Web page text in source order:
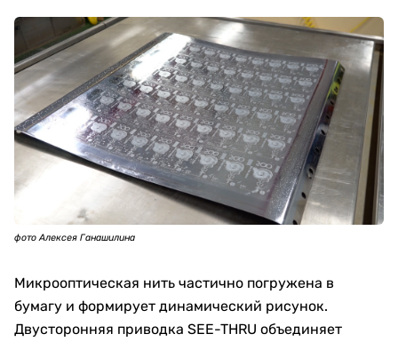
фото Алексея Ганашилина
Микрооптическая нить частично погружена в
бумагу и формирует динамический рисунок.
Двусторонняя приводка SEE-THRU объединяет